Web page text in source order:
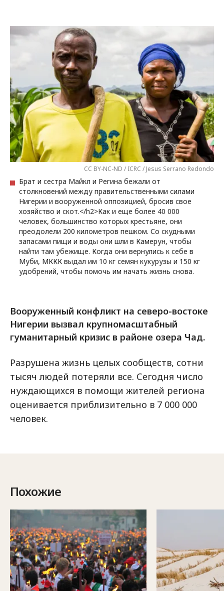
CC BY-NC-ND / ICRC / Jesus Serrano Redondo
Брат и сестра Майкл и Регина бежали от
столкновений между правительственными силами
Нигерии и вооруженной оппозицией, бросив свое
хозяйство и скот.</h2>Как и еще более 40 000
человек, большинство которых крестьяне, они
преодолели 200 километров пешком. Со скудными
запасами пищи и воды они шли в Камерун, чтобы
найти там убежище. Когда они вернулись к себе в
Муби, МККК выдал им 10 кг семян кукурузы и 150 кг
удобрений, чтобы помочь им начать жизнь снова.
Вооруженный конфликт на северо-востоке
Нигерии вызвал крупномасштабный
гуманитарный кризис в районе озера Чад.
Разрушена жизнь целых сообществ, сотни
тысяч людей потеряли все. Сегодня число
нуждающихся в помощи жителей региона
оценивается приблизительно в 7 000 000
человек.
Похожие